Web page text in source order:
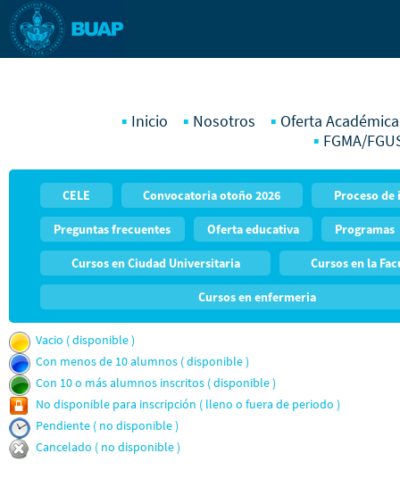
Inicio Nosotros
Oferta Académica
FGMA/
CELE Convocatoria otoño 2026 Proceso
Preguntas frecuentes Oferta educativa Programas
Cursos en Ciudad Universitaria Cursos en la
Cursos en enfermeria
Vacio ( disponible )
Con menos de 10 alumnos ( disponible )
Con 10 o más alumnos inscritos ( disponible )
No disponible para inscripción ( lleno o fuera de periodo )
Pendiente ( no disponible )
Cancelado ( no disponible )